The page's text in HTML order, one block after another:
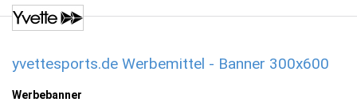
yvettesports.de Werbemittel - Banner 300x600
Werbebanner